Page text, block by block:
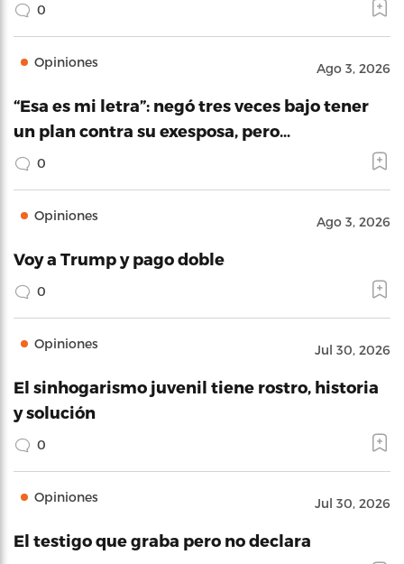
0
Opiniones Ago 3, 2026
“Esa es mi letra”: negó tres veces bajo tener
un plan contra su exesposa, pero…
0
Opiniones Ago 3, 2026
Voy a Trump y pago doble
0
Opiniones Jul 30, 2026
El sinhogarismo juvenil tiene rostro, historia
y solución
0
Opiniones Jul 30, 2026
El testigo que graba pero no declara